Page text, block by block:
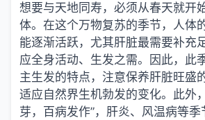
想要与天地同寿，必须从春天就开
体。在这个万物复苏的季节，人体
能逐渐活跃，尤其肝脏最需要补充
应全身活动、生发之需。因此，此
主生发的特点，注意保养肝脏旺盛
适应自然界生机勃发的变化。此外
芽，百病发作”，肝炎、风温病等